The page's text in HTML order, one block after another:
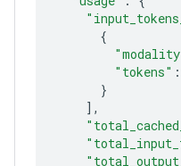
{
"tokens" :
}
]